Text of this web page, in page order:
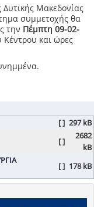
Δυτικής Μακεδονίας
συμμετοχής θα
την Πέμπτη 09-02-
Κέντρου και ώρες
[ ] 297 kB
[ ]
2682
kB
[ ] 178 kB